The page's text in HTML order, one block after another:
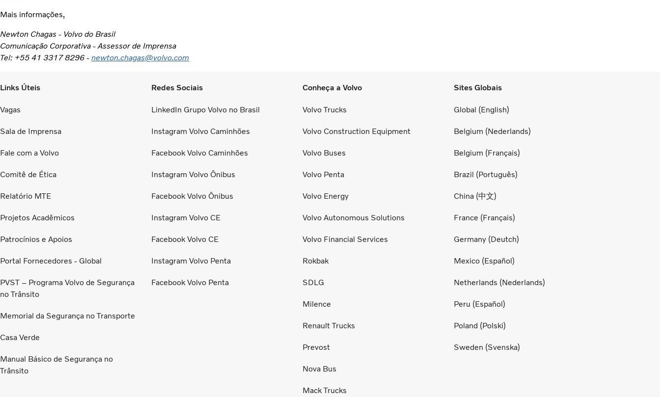
Mais informações,
Newton Chagas - Volvo do Brasil
Comunicação Corporativa - Assessor de Imprensa
Tel: +55 41 3317 8296 - newton.chagas@volvo.com
Links Úteis
Vagas
Sala de Imprensa
Fale com a Volvo
Comitê de Ética
Relatório MTE
Projetos Acadêmicos
Patrocínios e Apoios
Portal Fornecedores - Global
PVST – Programa Volvo de Segurança
no Trânsito
Memorial da Segurança no Transporte
Casa Verde
Manual Básico de Segurança no
Trânsito
Redes Sociais
LinkedIn Grupo Volvo no Brasil
Instagram Volvo Caminhões
Facebook Volvo Caminhões
Instagram Volvo Ônibus
Facebook Volvo Ônibus
Instagram Volvo CE
Facebook Volvo CE
Instagram Volvo Penta
Facebook Volvo Penta
Conheça a Volvo
Volvo Trucks
Volvo Construction Equipment
Volvo Buses
Volvo Penta
Volvo Energy
Volvo Autonomous Solutions
Volvo Financial Services
Rokbak
SDLG
Milence
Renault Trucks
Prevost
Nova Bus
Mack Trucks
Sites Globais
Global (English)
Belgium (Nederlands)
Belgium (Français)
Brazil (Português)
China (中文)
France (Français)
Germany (Deutch)
Mexico (Español)
Netherlands (Nederlands)
Peru (Español)
Poland (Polski)
Sweden (Svenska)